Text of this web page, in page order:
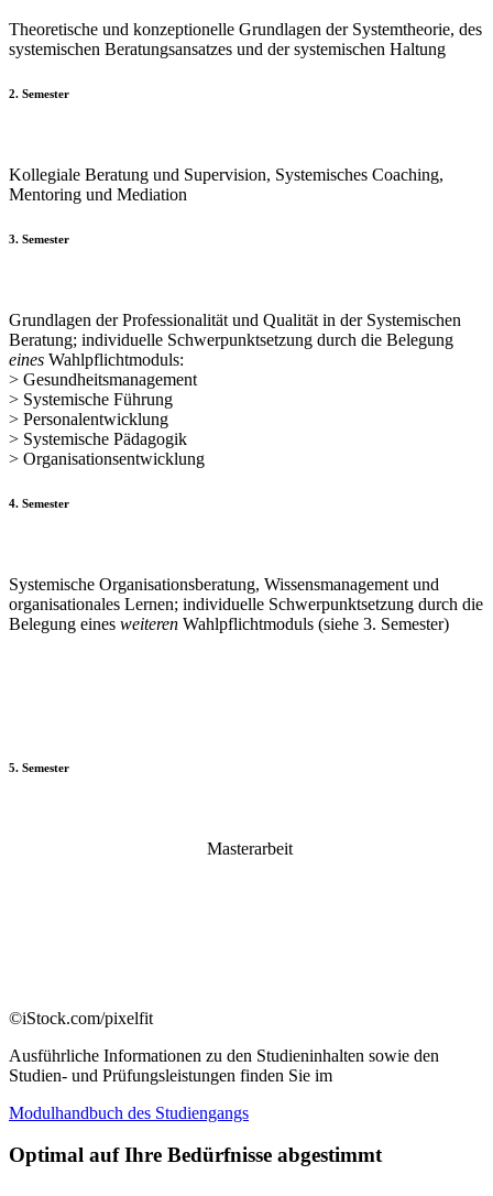
Theoretische und konzeptionelle Grundlagen der Systemtheorie, des
systemischen Beratungsansatzes und der systemischen Haltung
2. Semester
Kollegiale Beratung und Supervision, Systemisches Coaching,
Mentoring und Mediation
3. Semester
Grundlagen der Professionalität und Qualität in der Systemischen
Beratung; individuelle Schwerpunktsetzung durch die Belegung
eines Wahlpflichtmoduls:
> Gesundheitsmanagement
> Systemische Führung
> Personalentwicklung
> Systemische Pädagogik
> Organisationsentwicklung
4. Semester
Systemische Organisationsberatung, Wissensmanagement und
organisationales Lernen; individuelle Schwerpunktsetzung durch die
Belegung eines weiteren Wahlpflichtmoduls (siehe 3. Semester)
5. Semester
Masterarbeit
©iStock.com/pixelfit
Ausführliche Informationen zu den Studieninhalten sowie den
Studien- und Prüfungsleistungen finden Sie im
Modulhandbuch des Studiengangs
Optimal auf Ihre Bedürfnisse abgestimmt